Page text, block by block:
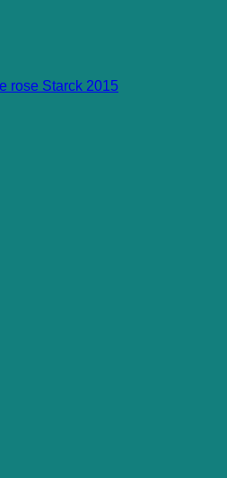
rose Starck 2015